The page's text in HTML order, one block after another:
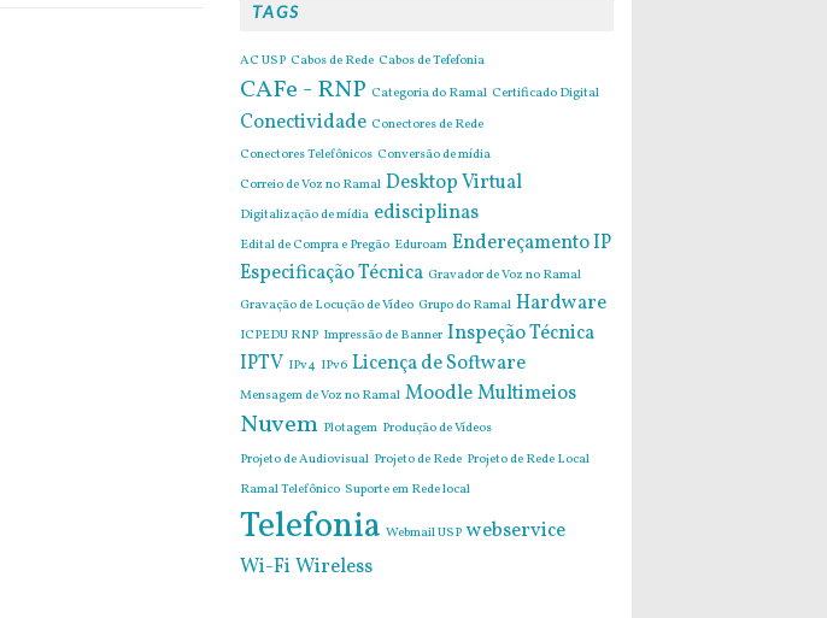
TAGS
AC USP Cabos de Rede Cabos de Tefefonia
CAFe - RNP Categoria do Ramal Certificado Digital
Conectividade Conectores de Rede
Conectores Telefônicos Conversão de mídia
Correio de Voz no Ramal Desktop Virtual
Digitalização de mídia edisciplinas
Edital de Compra e Pregão Eduroam Endereçamento IP
Especificação Técnica Gravador de Voz no Ramal
Gravação de Locução de Vídeo Grupo do Ramal Hardware
ICPEDU RNP Impressão de Banner Inspeção Técnica
IPTV IPv4 IPv6 Licença de Software
Mensagem de Voz no Ramal MoodleMultimeios
Nuvem Plotagem Produção de Vídeos
Projeto de Audiovisual Projeto de Rede Projeto de Rede Local
Ramal Telefônico Suporte em Rede local
Telefonia Webmail USP webservice
Wi-Fi Wireless